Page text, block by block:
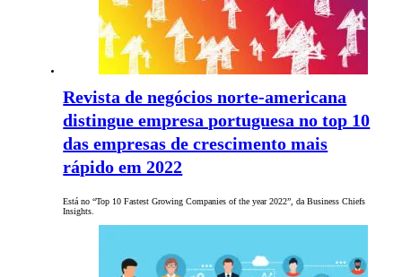
Revista de negócios norte-americana
distingue empresa portuguesa no top 10
das empresas de crescimento mais
rápido em 2022
Está no “Top 10 Fastest Growing Companies of the year 2022”, da Business Chiefs
Insights.